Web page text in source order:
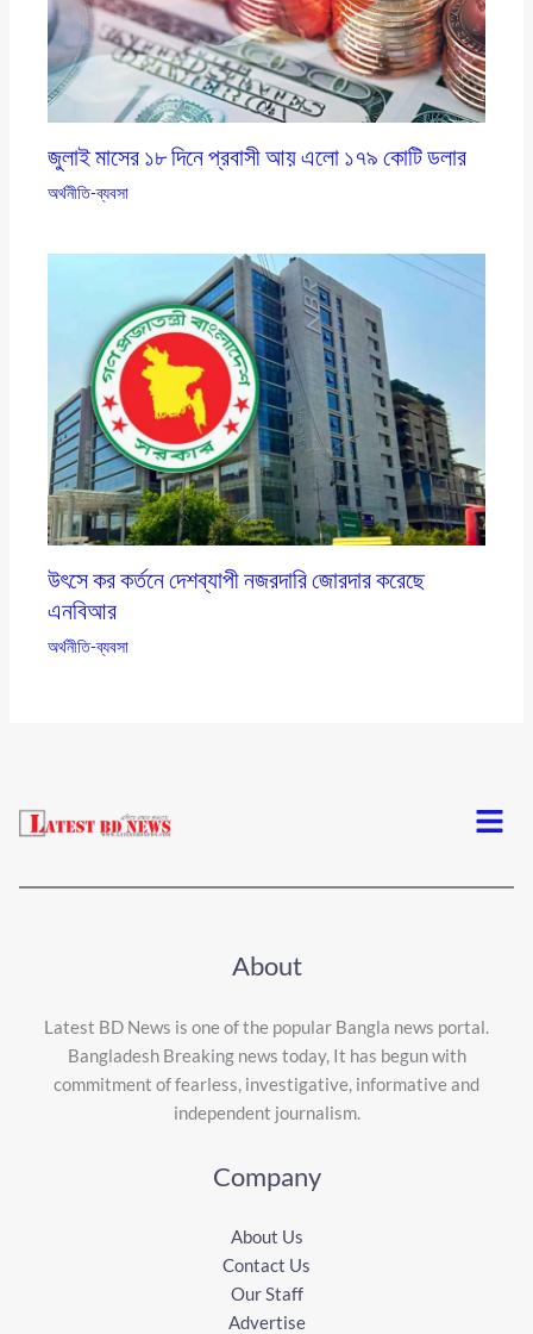
জুলাই মাসের ১৮ দিনে প্রবাসী আয় এলাে ১৭৯ কোটি ডলার
অর্থনীতি-ব্যবসা
উৎসে কর কর্তনে দেশব্যাপী নজরদারি জোরদার করেছে
এনবিআর
অর্থনীতি-ব্যবসা
Menu
About
Latest BD News is one of the popular Bangla news portal.
Bangladesh Breaking news today, It has begun with
commitment of fearless, investigative, informative and
independent journalism.
Company
About Us
Contact Us
Our Staff
Advertise